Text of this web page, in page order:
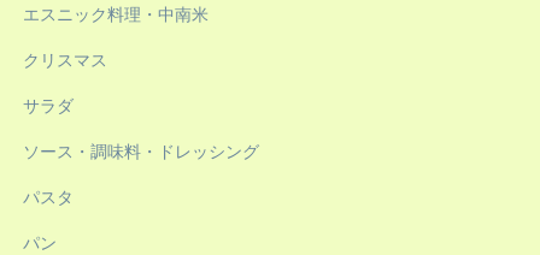
エスニック料理・中南米
クリスマス
サラダ
ソース・調味料・ドレッシング
パスタ
パン